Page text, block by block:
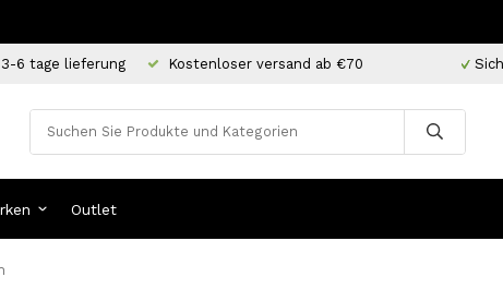
3-6 tage lieferung Kostenloser versand ab €70
Outlet